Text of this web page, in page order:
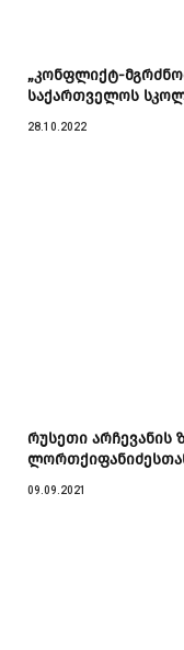
„კონფლიქტ-
საქართველოს
28.10.2022
რუსეთი არჩევანის
09.09.2021